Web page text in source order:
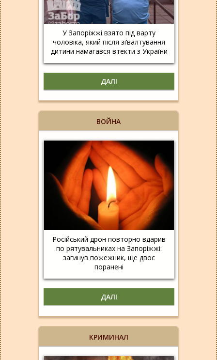
У Запоріжжі взято під варту
чоловіка, який після зґвалтування
дитини намагався втекти з України
ДАЛІ
ВОЙНА
Російський дрон повторно вдарив
по рятувальниках на Запоріжжі:
загинув пожежник, ще двоє
поранені
ДАЛІ
КРИМИНАЛ